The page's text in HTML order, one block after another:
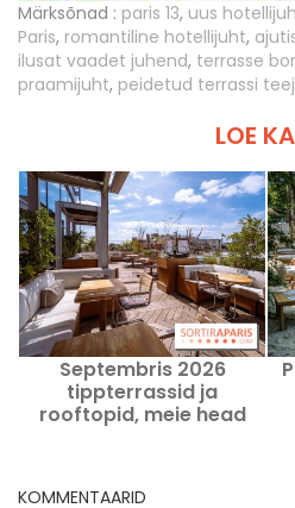
Märksõnad : paris 13, uus
Paris, romantiline hotellijuht,
ilusat vaadet juhend, terrasse
praamijuht, peidetud terrassi
LOE
Septembris 2026
tippterrassid ja
rooftopid, meie head
KOMMENTAARID